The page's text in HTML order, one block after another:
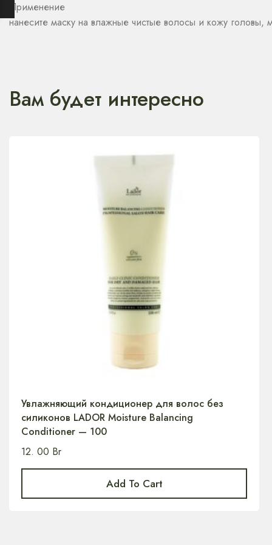
Применение
нанесите маску на влажные чистые волосы и кожу головы,
Вам будет интересно
Увлажняющий кондиционер для волос без
силиконов LADOR Moisture Balancing
Conditioner — 100
12. 00 Br
Add To Cart